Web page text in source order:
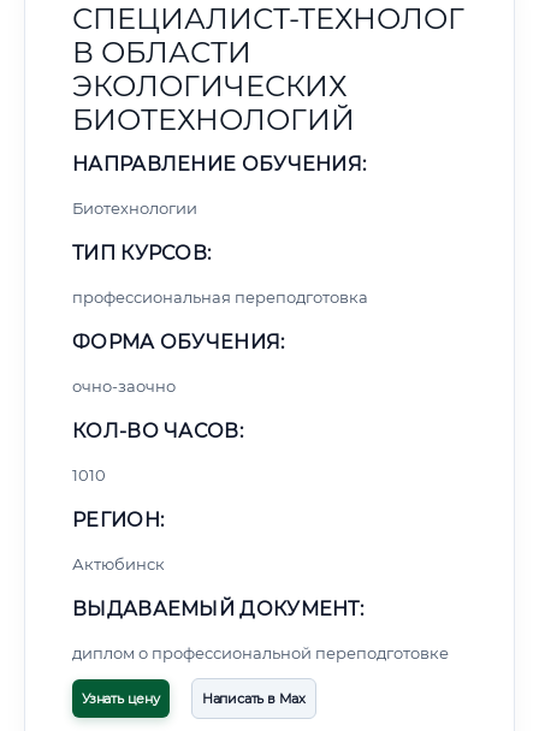
СПЕЦИАЛИСТ-ТЕХНОЛОГ
В ОБЛАСТИ
ЭКОЛОГИЧЕСКИХ
БИОТЕХНОЛОГИЙ
НАПРАВЛЕНИЕ ОБУЧЕНИЯ:
Биотехнологии
ТИП КУРСОВ:
профессиональная переподготовка
ФОРМА ОБУЧЕНИЯ:
очно-заочно
КОЛ-ВО ЧАСОВ:
1010
РЕГИОН:
Актюбинск
ВЫДАВАЕМЫЙ ДОКУМЕНТ:
диплом о профессиональной переподготовке
Узнать цену Написать в Max